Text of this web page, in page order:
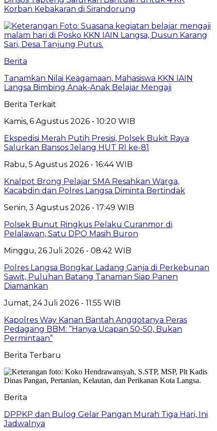
Korban Kebakaran di Sirandorung
Berita
Tanamkan Nilai Keagamaan, Mahasiswa KKN IAIN
Langsa Bimbing Anak-Anak Belajar Mengaji
Berita Terkait
Kamis, 6 Agustus 2026 - 10:20 WIB
Ekspedisi Merah Putih Presisi, Polsek Bukit Raya
Salurkan Bansos Jelang HUT RI ke-81
Rabu, 5 Agustus 2026 - 16:44 WIB
Knalpot Brong Pelajar SMA Resahkan Warga,
Kacabdin dan Polres Langsa Diminta Bertindak
Senin, 3 Agustus 2026 - 17:49 WIB
Polsek Bunut Ringkus Pelaku Curanmor di
Pelalawan, Satu DPO Masih Buron
Minggu, 26 Juli 2026 - 08:42 WIB
Polres Langsa Bongkar Ladang Ganja di Perkebunan
Sawit, Puluhan Batang Tanaman Siap Panen
Diamankan
Jumat, 24 Juli 2026 - 11:55 WIB
Kapolres Way Kanan Bantah Anggotanya Peras
Pedagang BBM: “Hanya Ucapan 50-50, Bukan
Permintaan”
Berita Terbaru
Berita
DPPKP dan Bulog Gelar Pangan Murah Tiga Hari, Ini
Jadwalnya